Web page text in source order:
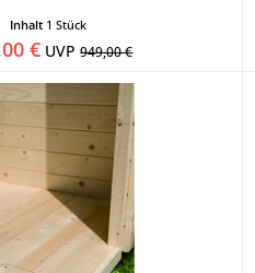
Inhalt 1 Stück
€ UVP949,00 €